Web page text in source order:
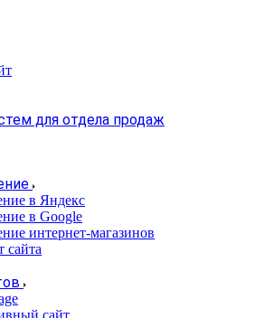
для отдела продаж
в Яндекс
в Google
интернет-магазинов
сайта
сайт